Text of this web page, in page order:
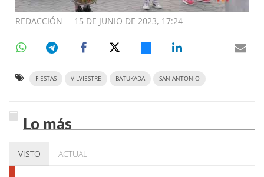
15 DE JUNIO DE 2023, 17:24
REDACCIÓN
FIESTAS VILVIESTRE BATUKADA SAN ANTONIO
Lo más
VISTO ACTUAL